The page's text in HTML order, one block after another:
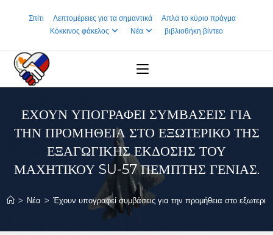
Σπίτι Λεπτομέρειες για τα σημαντικά
Απλά το κύριο πράγμα
Κόκκινος φάκελος
Νέα βιβλιοθήκη βίντεο
ΈΧΟΥΝ ΥΠΟΓΡΑΦΕΊ ΣΥΜΒΆΣΕΙΣ ΓΙΑ
ΤΗΝ ΠΡΟΜΉΘΕΙΑ ΣΤΟ ΕΞΩΤΕΡΙΚΌ ΤΗΣ
ΕΞΑΓΩΓΙΚΉΣ ΈΚΔΟΣΗΣ ΤΟΥ
ΜΑΧΗΤΙΚΟΎ SU-57 ΠΈΜΠΤΗΣ ΓΕΝΙΆΣ.
> Νέα > Έχουν υπογραφεί συμβάσεις για την προμήθεια στο